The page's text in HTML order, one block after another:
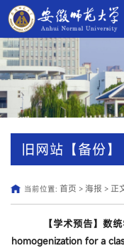
旧网站【备份】
当前位置: 首页 > 海报 > 正
【学术预告】数
homogenization for a